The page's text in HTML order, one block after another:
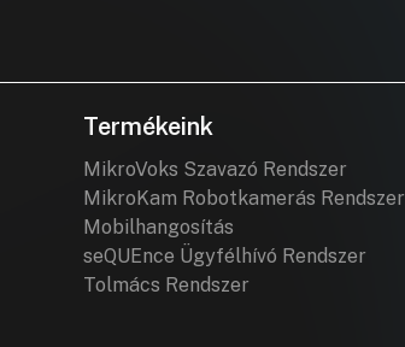
Termékeink
MikroVoks Szavazó Rendszer
MikroKam Robotkamerás Rendszer
Mobilhangosítás
seQUEnce Ügyfélhívó Rendszer
Tolmács Rendszer